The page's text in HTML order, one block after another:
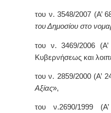
του ν. 3548/2007 (Α’
του Δημοσίου στο
του ν. 3469/2006 (Α’
Κυβερνήσεως και
του ν. 2859/2000 (Α’
Αξίας»,
του ν.2690/1999